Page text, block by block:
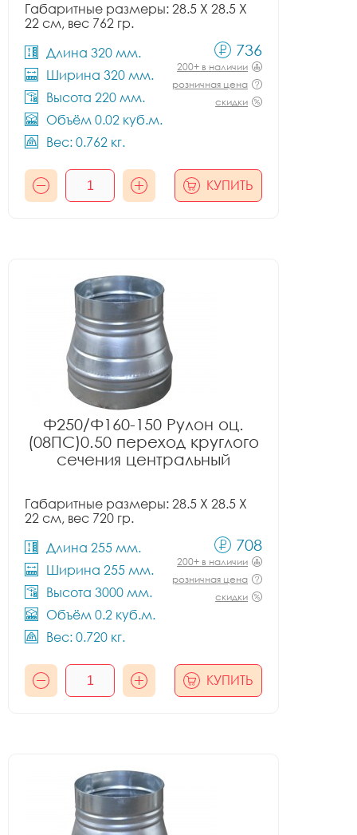
Габаритные размеры: 28.5 X 28.5 X
22 см, вес 762 гр.
Длина 320 мм.
Ширина 320 мм.
Высота 220 мм.
Объём 0.02 куб.м.
Вес: 0.762 кг.
736
200+ в наличии
розничная цена
скидки
КУПИТЬ
Ф250/Ф160-150 Рулон оц.
(08ПС)0.50 переход круглого
сечения центральный
Габаритные размеры: 28.5 X 28.5 X
22 см, вес 720 гр.
Длина 255 мм.
Ширина 255 мм.
Высота 3000 мм.
Объём 0.2 куб.м.
Вес: 0.720 кг.
708
200+ в наличии
розничная цена
скидки
КУПИТЬ